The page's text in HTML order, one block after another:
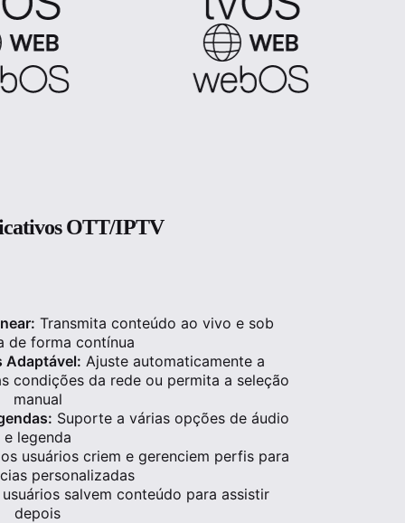
OTT/IPTV
Transmita conteúdo ao vivo e sob
de forma contínua
Adaptável: Ajuste automaticamente a
condições da rede ou permita a seleção
manual
Suporte a várias opções de áudio
e legenda
usuários criem e gerenciem perfis para
personalizadas
salvem conteúdo para assistir
depois